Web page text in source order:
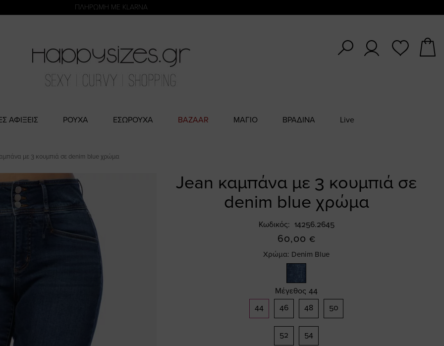
ΠΛΗΡΩΜΗ ΜΕ KLARNA
ΑΜΕΣΗ ΠΑΡΑΔΟΣΗ ΜΕ ACS ΚΑΙ ΓΕΝΙΚΗ ΤΑΧΥΔΡΟΜΙΚΉ
ΑΦΙΞΕΙΣ ΡΟΥΧΑ ΕΣΩΡΟΥΧΑ BAZAAR ΜΑΓΙΟ ΒΡΑΔΙΝΑ Live
με 3 κουμπιά σε denim blue χρώμα
Jean καμπάνα με 3 κουμπιά σε
denim blue χρώμα
Κωδικός 14256.2645
60,00 €
Χρώμα: Denim Blue
Μέγεθος 44
44
46 48 50
52 54